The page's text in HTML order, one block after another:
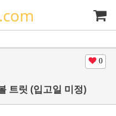
0
트릿 (입고일 미정)